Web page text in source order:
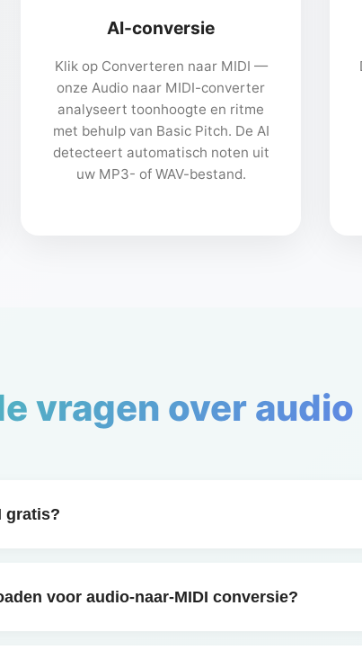
AI-conversie
Klik op Converteren naar MIDI —
onze Audio naar MIDI-converter
analyseert toonhoogte en ritme
met behulp van Basic Pitch. De AI
detecteert automatisch noten uit
uw MP3- of WAV-bestand.
vragen over audio
gratis?
genieten van onbeperkte conversies en directe
voor audio-naar-MIDI conversie?